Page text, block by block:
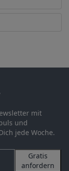
mit
und
jede Woche.
Gratis
anfordern